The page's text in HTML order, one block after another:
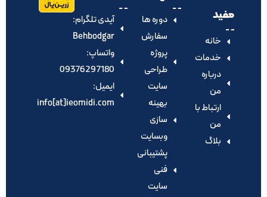
مفید
خانه
خدمات
درباره
من
ارتباط با
من
بلاگ
دوره ها
سفارش
پروژه
طراحی
سایت
بهینه
سازی
وبسایت
پشتیبانی
فنی
سایت
آیدی تلگرام:‌
Behbodgar
واتساپ:
09376297180
ایمیل:
info[at]ieomidi.com